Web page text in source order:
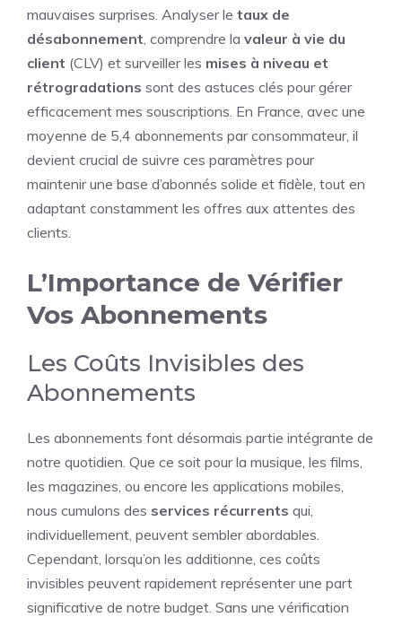
mauvaises surprises. Analyser le taux de
désabonnement, comprendre la valeur à vie du
client (CLV) et surveiller les mises à niveau et
rétrogradations sont des astuces clés pour gérer
efficacement mes souscriptions. En France, avec une
moyenne de 5,4 abonnements par consommateur, il
devient crucial de suivre ces paramètres pour
maintenir une base d’abonnés solide et fidèle, tout en
adaptant constamment les offres aux attentes des
clients.
L’Importance de Vérifier
Vos Abonnements
Les Coûts Invisibles des
Abonnements
Les abonnements font désormais partie intégrante de
notre quotidien. Que ce soit pour la musique, les films,
les magazines, ou encore les applications mobiles,
nous cumulons des services récurrents qui,
individuellement, peuvent sembler abordables.
Cependant, lorsqu’on les additionne, ces coûts
invisibles peuvent rapidement représenter une part
significative de notre budget. Sans une vérification